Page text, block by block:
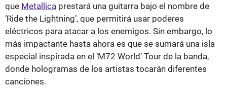
que Metallica prestará una guitarra bajo el nombre de
‘Ride the Lightning’, que permitirá usar poderes
eléctricos para atacar a los enemigos. Sin embargo, lo
más impactante hasta ahora es que se sumará una isla
especial inspirada en el ‘M72 World’ Tour de la banda,
donde hologramas de los artistas tocarán diferentes
canciones.